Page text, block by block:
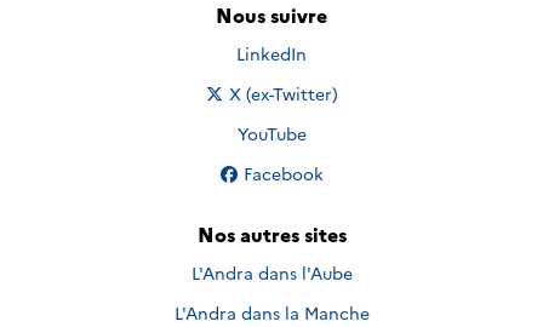
Nous suivre
Nous suivre sur
LinkedIn
Nous suivre sur
X (ex-Twitter)
Nous suivre sur
YouTube
Nous suivre sur
Facebook
Nos autres sites
L'Andra dans l'Aube
L'Andra dans la Manche